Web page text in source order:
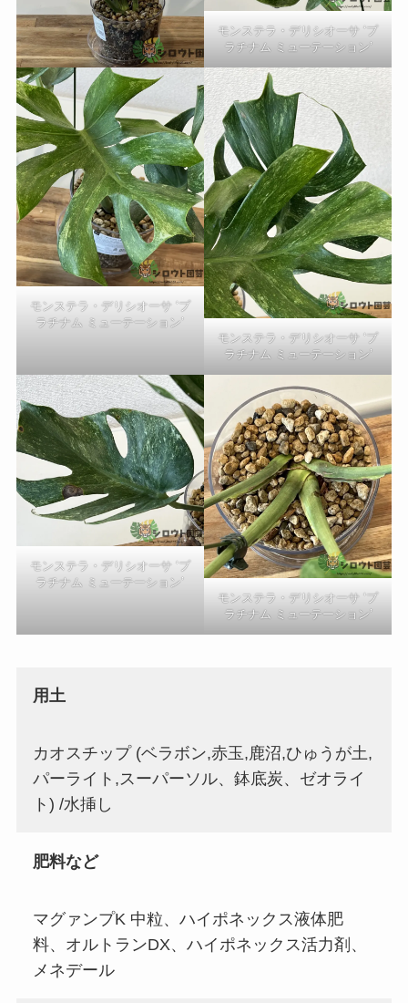
モンステラ・デリシオーサ ‘プ
ラチナム ミューテーション’
モンステラ・デリシオーサ ‘プ
ラチナム ミューテーション’
モンステラ・デリシオーサ ‘プ
ラチナム ミューテーション’
モンステラ・デリシオーサ ‘プ
ラチナム ミューテーション’
モンステラ・デリシオーサ ‘プ
ラチナム ミューテーション’
用土
カオスチップ (ベラボン,赤玉,鹿沼,ひゅうが土,
パーライト,スーパーソル、鉢底炭、ゼオライ
ト) /水挿し
肥料など
マグァンプK 中粒、ハイポネックス液体肥
料、オルトランDX、ハイポネックス活力剤、
メネデール